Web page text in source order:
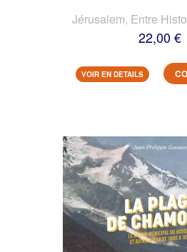
Jérusalem, Entre
22,00 €
VOIR EN DETAILS